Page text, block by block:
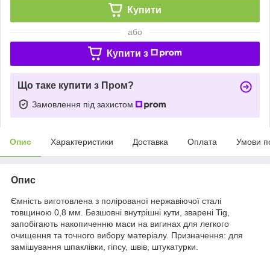
Купити
або
Купити з
Що таке купити з Пром?
Замовлення під захистом
Опис Характеристики Доставка Оплата Умови
Опис
Ємність виготовлена ​​з полірованої нержавіючої сталі
товщиною 0,8 мм. Безшовні внутрішні кути, зварені Tig,
запобігають накопиченню маси на вигинах для легкого
очищення та точного вибору матеріалу. Призначення: для
замішування шпаклівки, гіпсу, швів, штукатурки.